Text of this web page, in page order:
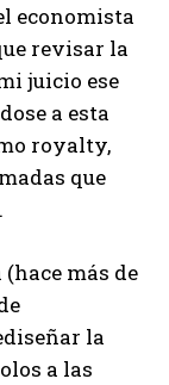
economista
revisar la
juicio ese
a esta
royalty,
que
más de
la
a las